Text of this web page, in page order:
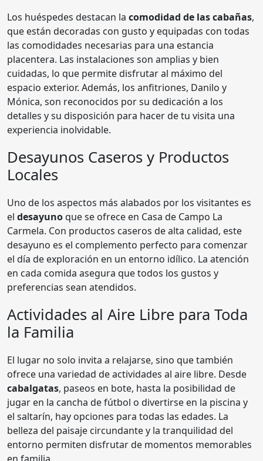
Los huéspedes destacan la comodidad de las cabañas,
que están decoradas con gusto y equipadas con todas
las comodidades necesarias para una estancia
placentera. Las instalaciones son amplias y bien
cuidadas, lo que permite disfrutar al máximo del
espacio exterior. Además, los anfitriones, Danilo y
Mónica, son reconocidos por su dedicación a los
detalles y su disposición para hacer de tu visita una
experiencia inolvidable.
Desayunos Caseros y Productos
Locales
Uno de los aspectos más alabados por los visitantes es
el desayunoque se ofrece en Casa de Campo La
Carmela. Con productos caseros de alta calidad, este
desayuno es el complemento perfecto para comenzar
el día de exploración en un entorno idílico. La atención
en cada comida asegura que todos los gustos y
preferencias sean atendidos.
Actividades al Aire Libre para Toda
la Familia
El lugar no solo invita a relajarse, sino que también
ofrece una variedad de actividades al aire libre. Desde
cabalgatas, paseos en bote, hasta la posibilidad de
jugar en la cancha de fútbol o divertirse en la piscina y
el saltarín, hay opciones para todas las edades. La
belleza del paisaje circundante y la tranquilidad del
entorno permiten disfrutar de momentos memorables
en familia.